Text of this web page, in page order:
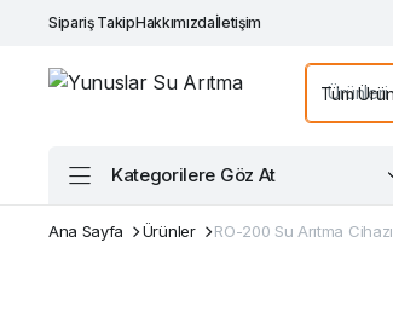
Sipariş TakipHakkımızdaİletişim
Kategorilere Göz At
Ana Sayfa Ürünler RO-200 Su Arıtma Cihazı